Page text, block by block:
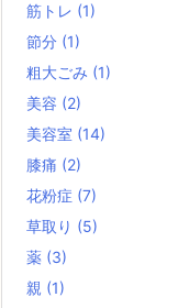
筋トレ (1)
節分 (1)
粗大ごみ (1)
美容 (2)
美容室 (14)
膝痛 (2)
花粉症 (7)
草取り (5)
薬 (3)
親 (1)